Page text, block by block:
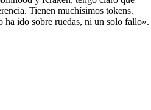
Tienen muchísimos tokens.
ido sobre ruedas, ni un solo fallo».